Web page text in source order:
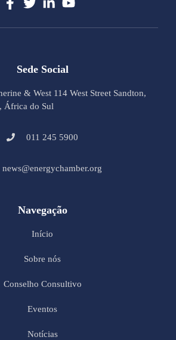
Sede Social
& West 114 West Street Sandton,
África do Sul
011 245 5900
news@energychamber.org
Navegação
Início
Sobre nós
Conselho Consultivo
Eventos
Notícias